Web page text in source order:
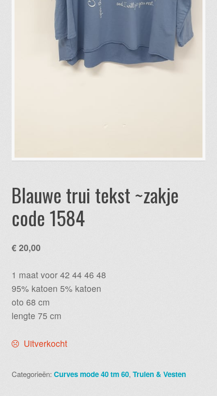
Blauwe trui tekst ~zakje
code 1584
€ 20,00
1 maat voor 42 44 46 48
95% katoen 5% katoen
oto 68 cm
lengte 75 cm
Uitverkocht
Categorieën:Curves mode 40 tm 60,Truien & Vesten